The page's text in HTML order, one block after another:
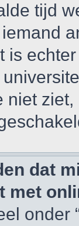
tijd
is
niet
dat
met
onder